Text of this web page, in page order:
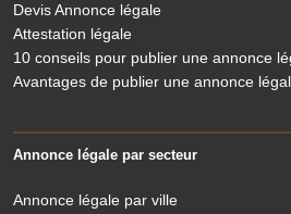
Devis Annonce légale
Attestation légale
10 conseils pour publier une annonce
Avantages de publier une annonce
Annonce légale par secteur
Annonce légale par ville